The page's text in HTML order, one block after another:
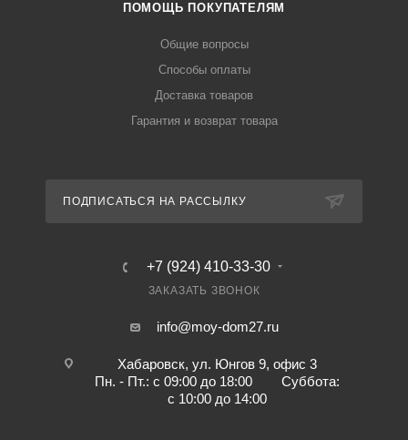
ПОМОЩЬ ПОКУПАТЕЛЯМ
Общие вопросы
Способы оплаты
Доставка товаров
Гарантия и возврат товара
ПОДПИСАТЬСЯ НА РАССЫЛКУ
+7 (924) 410-33-30
ЗАКАЗАТЬ ЗВОНОК
info@moy-dom27.ru
Хабаровск, ул. Юнгов 9, офис 3
Пн. - Пт.: с 09:00 до 18:00 Суббота:
с 10:00 до 14:00